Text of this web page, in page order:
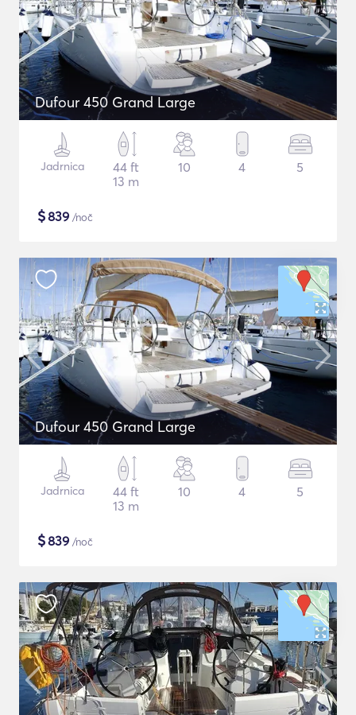
Dufour 450 Grand Large
Jadrnica
44 ft
13 m
10 4 5
$839 /noč
Dufour 450 Grand Large
Jadrnica
44 ft
13 m
10 4 5
$839 /noč